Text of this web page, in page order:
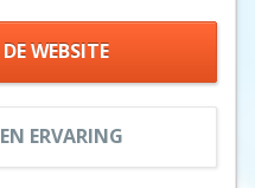
WEBSITE
ERVARING